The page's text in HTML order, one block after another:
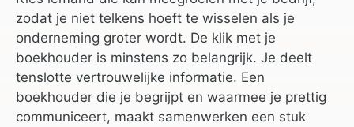
zodat je niet telkens hoeft te wisselen als je
onderneming groter wordt. De klik met je
boekhouder is minstens zo belangrijk. Je deelt
tenslotte vertrouwelijke informatie. Een
boekhouder die je begrijpt en waarmee je prettig
communiceert, maakt samenwerken een stuk